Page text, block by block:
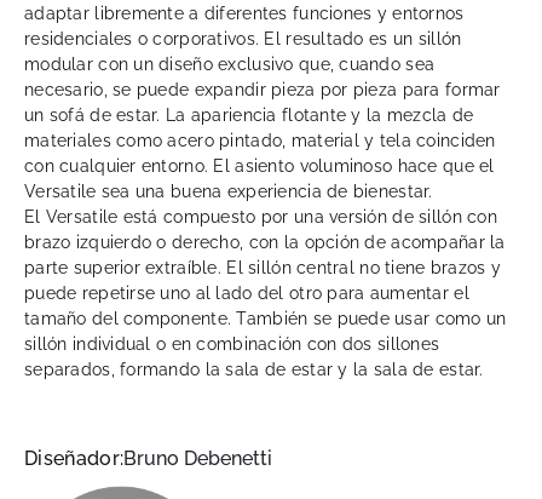
adaptar libremente a diferentes funciones y entornos
residenciales o corporativos. El resultado es un sillón
modular con un diseño exclusivo que, cuando sea
necesario, se puede expandir pieza por pieza para formar
un sofá de estar. La apariencia flotante y la mezcla de
materiales como acero pintado, material y tela coinciden
con cualquier entorno. El asiento voluminoso hace que el
Versatile sea una buena experiencia de bienestar.
El Versatile está compuesto por una versión de sillón con
brazo izquierdo o derecho, con la opción de acompañar la
parte superior extraíble. El sillón central no tiene brazos y
puede repetirse uno al lado del otro para aumentar el
tamaño del componente. También se puede usar como un
sillón individual o en combinación con dos sillones
separados, formando la sala de estar y la sala de estar.
Diseñador:Bruno Debenetti